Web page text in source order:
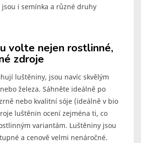
i semínka a různé druhy
volte nejen rostlinné,
zdroje
luštěniny, jsou navíc skvělým
železa. Sáhněte ideálně po
nebo kvalitní sóje (ideálně v bio
luštěnin ocení zejména ti, co
variantám. Luštěniny jsou
a cenově velmi nenáročné.